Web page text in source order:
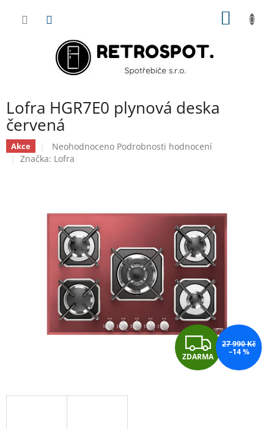
Lofra HGR7E0 plynová deska
červená
Akce
Průměrné
hodnocení
5
hvězdiček.
Neohodnoceno Podrobnosti hodnocení
Značka: Lofra
Z
D
ZDARMA
27 990 Kč
–14 %